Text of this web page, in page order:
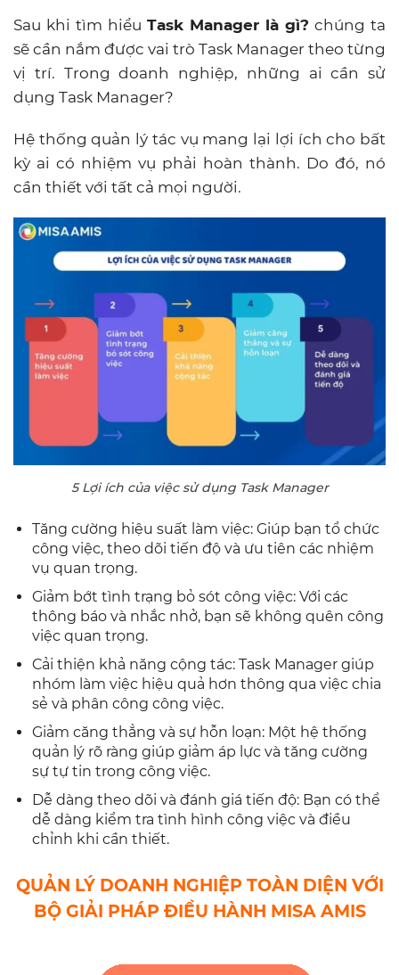
Sau khi tìm hiểu Task Manager là gì? chúng ta
sẽ cần nắm được vai trò Task Manager theo từng
vị trí. Trong doanh nghiệp, những ai cần sử
dụng Task Manager?
Hệ thống quản lý tác vụ mang lại lợi ích cho bất
kỳ ai có nhiệm vụ phải hoàn thành. Do đó, nó
cần thiết với tất cả mọi người.
5 Lợi ích của việc sử dụng Task Manager
Tăng cường hiệu suất làm việc: Giúp bạn tổ chức
công việc, theo dõi tiến độ và ưu tiên các nhiệm
vụ quan trọng.
Giảm bớt tình trạng bỏ sót công việc: Với các
thông báo và nhắc nhở, bạn sẽ không quên công
việc quan trọng.
Cải thiện khả năng cộng tác: Task Manager giúp
nhóm làm việc hiệu quả hơn thông qua việc chia
sẻ và phân công công việc.
Giảm căng thẳng và sự hỗn loạn: Một hệ thống
quản lý rõ ràng giúp giảm áp lực và tăng cường
sự tự tin trong công việc.
Dễ dàng theo dõi và đánh giá tiến độ: Bạn có thể
dễ dàng kiểm tra tình hình công việc và điều
chỉnh khi cần thiết.
QUẢN LÝ DOANH NGHIỆP TOÀN DIỆN VỚI
BỘ GIẢI PHÁP ĐIỀU HÀNH MISA AMIS